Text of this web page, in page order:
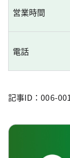
営業時間
電話
記事ID：006-